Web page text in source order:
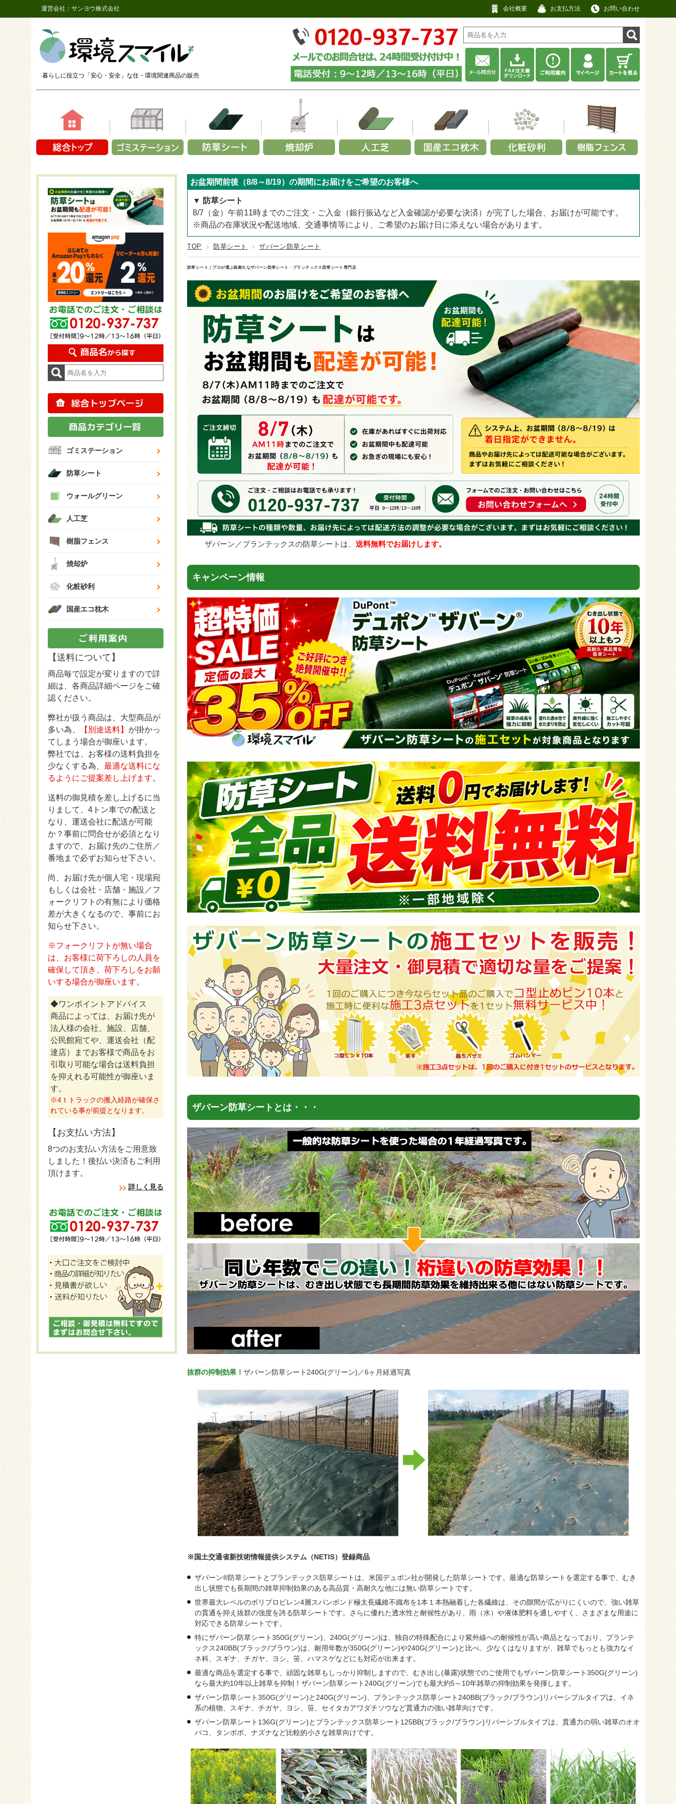
運営会社：サンヨウ株式会社 会社概要 お支払方法 お問い合わせ
暮らしに役立つ「安心・安全」な住・環境関連商品の販売
プラスチック製
アルミ
折り畳み式
スチール
1～9袋
10～14袋
15～19袋
20～24袋
25～29袋
30～60袋
～1,200mm
1,500～1,800mm
1,800mm～
カイスイマレン
リッチェル
三協アルミ
GREEN LIFE
カンエツ
山崎産業
四国化成
エコ環境プロジェクト
テラダ
ザバーン350G
ザバーン240G
ザバーン136G
プランテックス240BB
プランテックス125BB
KOMA100EX
KOMA250
緑化マルチフェルトエバー
緑化マルチフェルトVer.600
緑化ニードルマルチ
固定資材
お試し施工セット
むき出し(暴露)施工セット
傾斜地(畦畔・法面)施工
約10年以上
0.8～2.0mm
火山岩製
アルマ加工製
アルマ加工＋耐火レンガ製
家庭用ごみ焼却炉
簡易式ごみ焼却炉
寺院・神社
工場・建設業
商品シリーズから選ぶ
CLOVER TURF／あそびタイプ
CLOVER TURF／プレミアムタイプ
CLOVER TURF／Wタイプ
CLOVER TURF／レギュラータイプ
メモリーターフ／25ｍｍ
メモリーターフ／スクエア（ジョイント式）
景観用
公園・遊具広場用
ドックラン用
13mm
28mm
30mm
長さ2,000×幅200×厚み70mm (黒色)
長さ2,000×幅200×厚み70mm (茶色)
長さ2,000×幅200×厚み70mm (ナチュラル)
長さ2,000×幅200×厚み140mm (黒色)
長さ2,000×幅200×厚み140mm (ナチュラル)
玉石
白
ミックス
その他カラー
砂利
白
黄・茶
ミックス
砕石
白
黄・茶
赤・ピンク
ミックス
瓦チップ
ウッドチップ
固定部品
【無料】パネルサンプル
お盆期間前後（8/8～8/19）の期間にお届けをご希望のお客様へ
▼ 防草シート
8/7（金）午前11時までのご注文・ご入金（銀行振込など入金確認が必要な決済）が完了した場合、お届けが可能です。
※商品の在庫状況や配送地域、交通事情等により、ご希望のお届け日に添えない場合があります。
TOP 防草シート ザバーン防草シート
防草シート｜プロが選ぶ高耐久なザバーン防草シート・プランテックス防草シート専門店
ザバーン／プランテックスの防草シートは、 送料無料でお届けします。
キャンペーン情報
ザバーン防草シートとは・・・
抜群の抑制効果！ ザバーン防草シート240G(グリーン)／6ヶ月経過写真
※国土交通省新技術情報提供システム（NETIS）登録商品
ザバーン®防草シートとプランテックス防草シートは、米国デュポン社が開発した防草シートです。最適な防草シートを選定する事で、むき
出し状態でも長期間の雑草抑制効果のある高品質・高耐久な他には無い防草シートです。
世界最大レベルのポリプロピレン4層スパンボンド極太長繊維不織布を1本１本熱融着した各繊維は、その隙間が広がりにくいので、強い雑草
の貫通を抑え抜群の強度を誇る防草シートです。さらに優れた透水性と耐候性があり、雨（水）や液体肥料を通しやすく、さまざまな用途に
対応できる防草シートです。
特にザバーン防草シート350G(グリーン)、240G(グリーン)は、独自の特殊配合により紫外線への耐候性が高い商品となっており、プランテ
ックス240BB(ブラック/ブラウン)は、耐用年数が350G(グリーン)や240G(グリーン)と比べ、少なくはなりますが、雑草でもっとも強力なイ
ネ科、スギナ、チガヤ、ヨシ、笹、ハマスゲなどにも対応が出来ます。
最適な商品を選定する事で、頑固な雑草もしっかり抑制しますので、むき出し(暴露)状態でのご使用でもザバーン防草シート350G(グリーン)
なら最大約10年以上雑草を抑制！ザバーン防草シート240G(グリーン)でも最大約5～10年雑草の抑制効果を発揮します。
ザバーン防草シート350G(グリーン)と240G(グリーン)、プランテックス防草シート240BB(ブラック/ブラウン)リバーシブルタイプは、イネ
系の植物、スギナ、チガヤ、ヨシ、笹、セイタカアワダチソウなど貫通力の強い雑草向けです。
ザバーン防草シート136G(グリーン)とプランテックス防草シート125BB(ブラック/ブラウン)リバーシブルタイプは、貫通力の弱い雑草のオオ
バコ、タンポポ、ナズナなど比較的小さな雑草向けです。
ゴミステーション
防草シート
ウォールグリーン
人工芝
樹脂フェンス
焼却炉
化粧砂利
国産エコ枕木
【送料について】
商品毎で設定が変りますので詳
細は、各商品詳細ページをご確
認ください。
弊社が扱う商品は、大型商品が
多い為、
【別途送料】 が掛かっ
てしまう場合が御座います。
弊社では、お客様の送料負担を
少なくする為、 最適な送料にな
るようにご提案差し上げます。
送料の御見積を差し上げるに当
りまして、4トン車での配送と
なり、運送会社に配送が可能
か？事前に問合せが必須となり
ますので、お届け先のご住所／
番地まで必ずお知らせ下さい。
尚、お届け先が個人宅・現場宛
もしくは会社・店舗・施設／フ
ォークリフトの有無により価格
差が大きくなるので、事前にお
知らせ下さい。
※フォークリフトが無い場合
は、お客様に荷下ろしの人員を
確保して頂き、荷下ろしをお願
いする場合が御座います。
◆ワンポイントアドバイス
商品によっては、お届け先が
法人様の会社、施設、店舗、
公民館宛てや、運送会社（配
達店）までお客様で商品をお
引取り可能な場合は送料負担
を抑えれる可能性が御座いま
す。
※4ｔトラックの搬入経路が確保さ
れている事が前提となります。
【お支払い方法】
8つのお支払い方法をご用意致
しました！後払い決済もご利用
頂けます。
詳しく見る